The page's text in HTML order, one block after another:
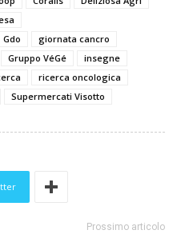
Gdo
giornata cancro
Gruppo VéGé
insegne
ricerca oncologica
Supermercati Visotto
Prossimo articolo